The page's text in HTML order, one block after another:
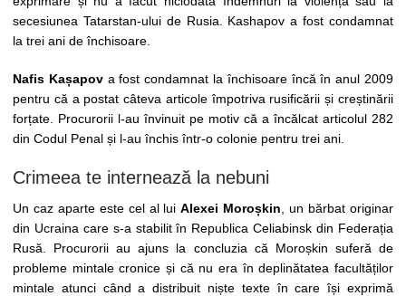
secesiunea Tatarstan-ului de Rusia. Kashapov a fost condamnat
la trei ani de închisoare.
Nafis Kașapova fost condamnat la închisoare încă în anul 2009
pentru că a postat câteva articole împotriva rusificării și creștinării
forțate. Procurorii l-au învinuit pe motiv că a încălcat articolul 282
din Codul Penal și l-au închis într-o colonie pentru trei ani.
Crimeea te internează la nebuni
Un caz aparte este cel al luiAlexei Moroșkin , un bărbat originar
din Ucraina care s-a stabilit în Republica Celiabinsk din Federația
Rusă. Procurorii au ajuns la concluzia că Moroșkin suferă de
probleme mintale cronice și că nu era în deplinătatea facultăților
mintale atunci când a distribuit niște texte în care își exprimă